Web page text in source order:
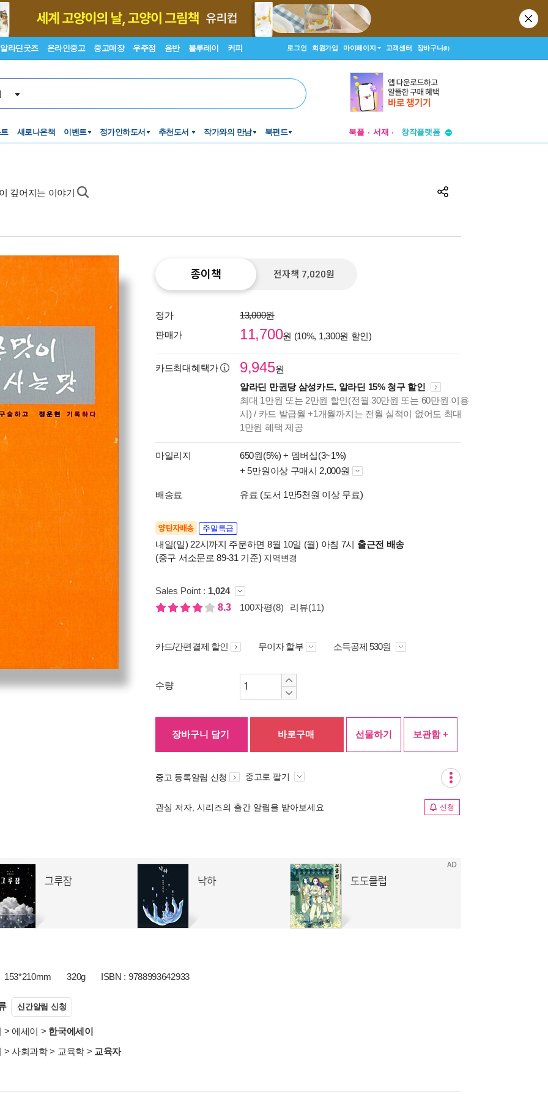
알라딘굿즈 온라인중고 중고매장 우주점 음반 블루레이 커피 로그인 회원가입 마이페이지 고객센터 장바구니(0)
새로나온책 이벤트 정가인하도서 추천도서 작가와의 만남 북펀드 북플 서재
창작플랫폼
깊어지는 이야기
종이책 전자책 7,020원
정가
13,000원
판매가
11,700원 (10%, 1,300원 할인)
카드최대혜택가 9,945원
알라딘 만권당 삼성카드, 알라딘 15% 청구 할인
최대 1만원 또는 2만원 할인(전월 30만원 또는 60만원 이용
시) / 카드 발급월 +1개월까지는 전월 실적이 없어도 최대
1만원 혜택 제공
마일리지 650원(5%) + 멤버십(3~1%)
+ 5만원이상 구매시 2,000원
배송료 유료 (도서 1만5천원 이상 무료)
양탄자배송 주말특급
내일(일) 22시까지 주문하면 8월 10일 (월) 아침 7시 출근전 배송
(중구 서소문로 89-31 기준) 지역변경
Sales Point : 1,024
8.3
100자평(8) 리뷰(11)
카드/간편결제 할인 무이자 할부 소득공제 530원
수량
장바구니 담기 바로구매 선물하기 보관함 +
중고 등록알림 신청 중고로 팔기
관심 저자, 시리즈의 출간 알림을 받아보세요 신청
153*210mm 320g ISBN : 9788993642933
신간알림 신청
> 에세이 > 한국에세이
> 사회과학> 교육학> 교육자